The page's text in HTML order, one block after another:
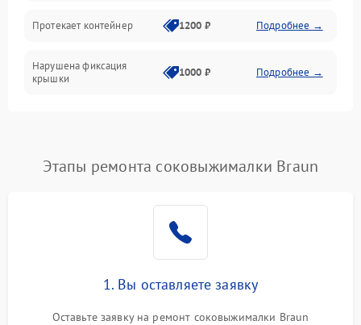
Протекает контейнер 1200 ₽ Подробнее →
Нарушена фиксация
крышки
1000 ₽ Подробнее →
Этапы ремонта соковыжималки Braun
1. Вы оставляете заявку
Оставьте заявку на ремонт соковыжималки Braun